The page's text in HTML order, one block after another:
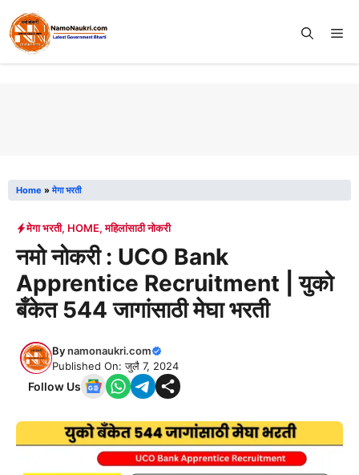
content
Home »मेगा भरती
मेगा भरती, HOME,महिलांसाठी नोकरी
नमो नोकरी : UCO Bank
Apprentice Recruitment | युको
बँकेत 544 जागांसाठी मेघा भरती
Bynamonaukri.com
Published On: जुलै 7, 2024
Follow Us